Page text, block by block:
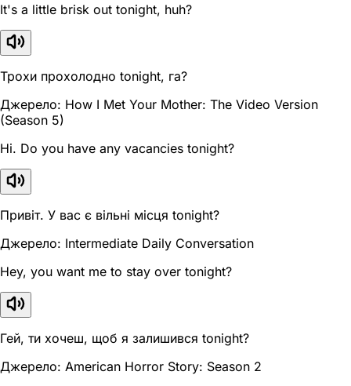
It's a little brisk out tonight, huh?
Трохи прохолодно tonight, га?
Джерело: How I Met Your Mother: The Video Version
(Season 5)
Hi. Do you have any vacancies tonight?
Привіт. У вас є вільні місця tonight?
Джерело: Intermediate Daily Conversation
Hey, you want me to stay over tonight?
Гей, ти хочеш, щоб я залишився tonight?
Джерело: American Horror Story: Season 2